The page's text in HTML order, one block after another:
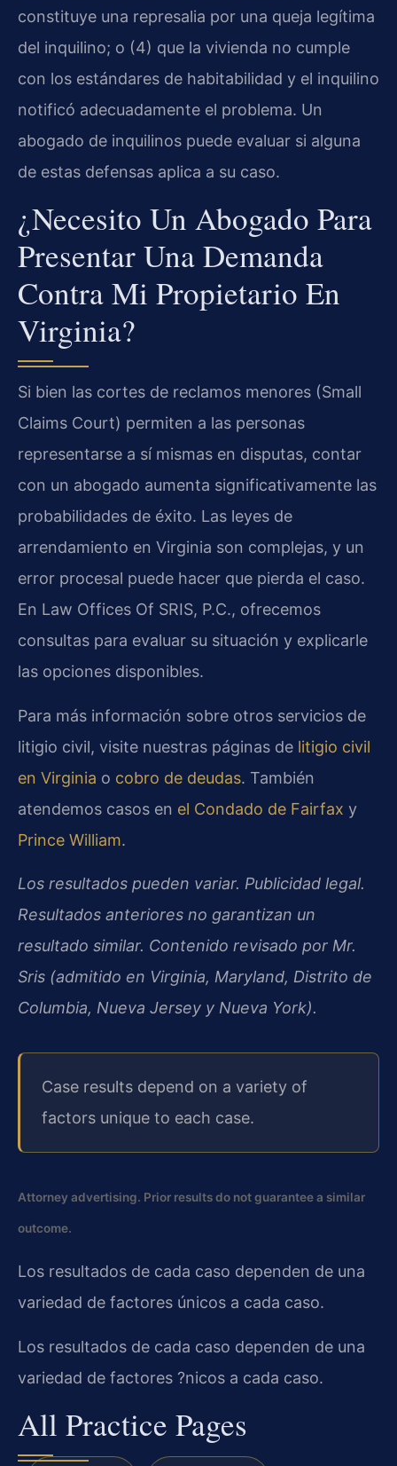
constituye una represalia por una queja legítima
del inquilino; o (4) que la vivienda no cumple
con los estándares de habitabilidad y el inquilino
notificó adecuadamente el problema. Un
abogado de inquilinos puede evaluar si alguna
de estas defensas aplica a su caso.
¿Necesito Un Abogado Para
Presentar Una Demanda
Contra Mi Propietario En
Virginia?
Si bien las cortes de reclamos menores (Small
Claims Court) permiten a las personas
representarse a sí mismas en disputas, contar
con un abogado aumenta significativamente las
probabilidades de éxito. Las leyes de
arrendamiento en Virginia son complejas, y un
error procesal puede hacer que pierda el caso.
En Law Offices Of SRIS, P.C., ofrecemos
consultas para evaluar su situación y explicarle
las opciones disponibles.
Para más información sobre otros servicios de
litigio civil, visite nuestras páginas de litigio civil
en Virginia o cobro de deudas. También
atendemos casos en el Condado de Fairfax y
Prince William.
Los resultados pueden variar. Publicidad legal.
Resultados anteriores no garantizan un
resultado similar. Contenido revisado por Mr.
Sris (admitido en Virginia, Maryland, Distrito de
Columbia, Nueva Jersey y Nueva York).
Case results depend on a variety of
factors unique to each case.
Attorney advertising. Prior results do not guarantee a similar
outcome.
Los resultados de cada caso dependen de una
variedad de factores únicos a cada caso.
Los resultados de cada caso dependen de una
variedad de factores ?nicos a cada caso.
All Practice Pages